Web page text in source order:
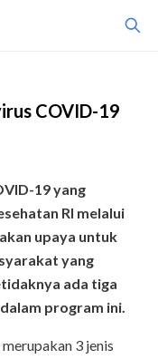
COVID-19
19 yang
RI melalui
upaya untuk
yang
ada tiga
program ini.
3 jenis